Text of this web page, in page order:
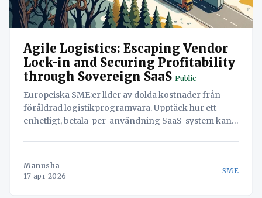
Agile Logistics: Escaping Vendor
Lock-in and Securing Profitability
through Sovereign SaaS Public
Europeiska SME:er lider av dolda kostnader från
föråldrad logistikprogramvara. Upptäck hur ett
enhetligt, betala-per-användning SaaS-system kan
Manusha
17 apr 2026
SME